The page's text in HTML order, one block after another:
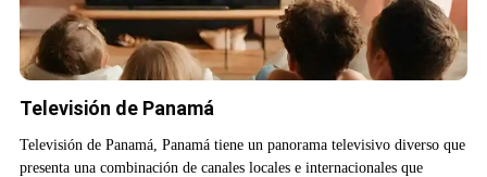
Televisión de Panamá
Televisión de Panamá, Panamá tiene un panorama televisivo diverso que
presenta una combinación de canales locales e internacionales que